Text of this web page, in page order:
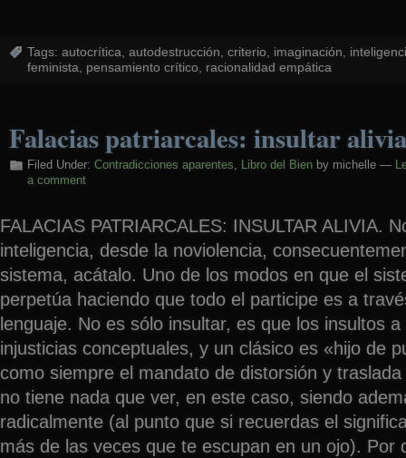
Tags: autocrítica, autodestrucción, criterio, imaginación,
feminista, pensamiento crítico, racionalidad empática
Falacias patriarcales: insultar alivia
Filed Under: Contradicciones aparentes, Libro del Bien by michelle —
a comment
FALACIAS PATRIARCALES: INSULTAR ALIVIA.
inteligencia, desde la noviolencia,
sistema, acátalo. Uno de los modos en que el
perpetúa haciendo que todo el participe es a
lenguaje. No es sólo insultar, es que los insultos
injusticias conceptuales, y un clásico es «hijo de
como siempre el mandato de distorsión y
no tiene nada que ver, en este caso, siendo
radicalmente (al punto que si recuerdas el
más de las veces que te escupan en un ojo). Por